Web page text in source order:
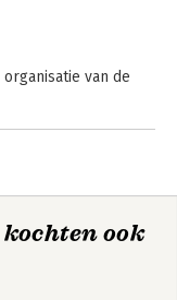
van de
ook